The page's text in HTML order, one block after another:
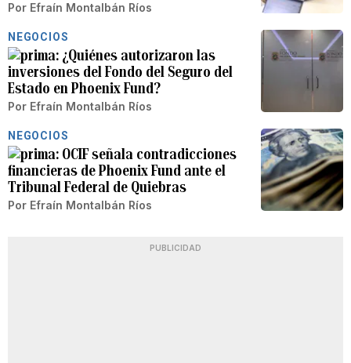
Por Efraín Montalbán Ríos
NEGOCIOS
¿Quiénes autorizaron las
inversiones del Fondo del Seguro del
Estado en Phoenix Fund?
Por Efraín Montalbán Ríos
NEGOCIOS
OCIF señala contradicciones
financieras de Phoenix Fund ante el
Tribunal Federal de Quiebras
Por Efraín Montalbán Ríos
PUBLICIDAD